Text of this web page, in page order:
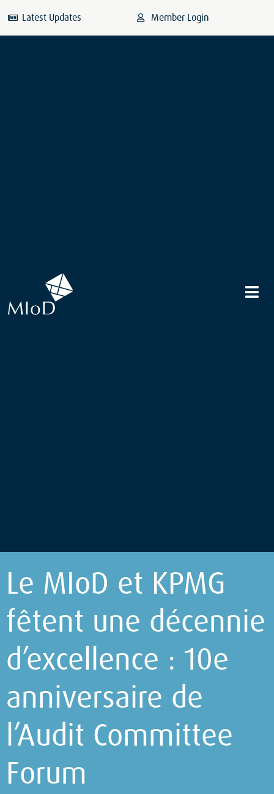
Latest Updates Member Login
Le MIoD et KPMG
fêtent une décennie
d’excellence : 10e
anniversaire de
l’Audit Committee
Forum